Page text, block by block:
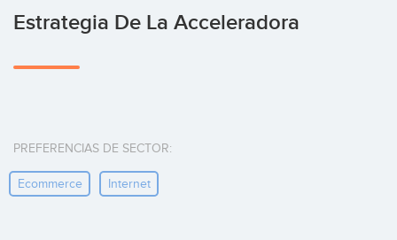
Estrategia De La Acceleradora
PREFERENCIAS DE SECTOR:
Ecommerce Internet